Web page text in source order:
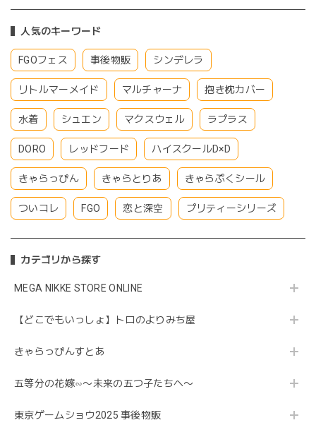
人気のキーワード
FGOフェス 事後物販 シンデレラ
リトルマーメイド マルチャーナ 抱き枕カバー
水着 シュエン マクスウェル ラプラス
DORO レッドフード ハイスクールD×D
きゃらっぴん きゃらとりあ きゃらぷくシール
ついコレ FGO 恋と深空 プリティーシリーズ
カテゴリから探す
MEGA NIKKE STORE ONLINE
【どこでもいっしょ】トロのよりみち屋
きゃらっぴんすとあ
五等分の花嫁∽〜未来の五つ子たちへ〜
東京ゲームショウ2025 事後物販